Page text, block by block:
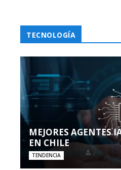
TECNOLOGÍA
MEJORES AGENTES
EN CHILE
TENDENCIA